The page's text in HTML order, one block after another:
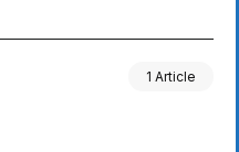
1 Article